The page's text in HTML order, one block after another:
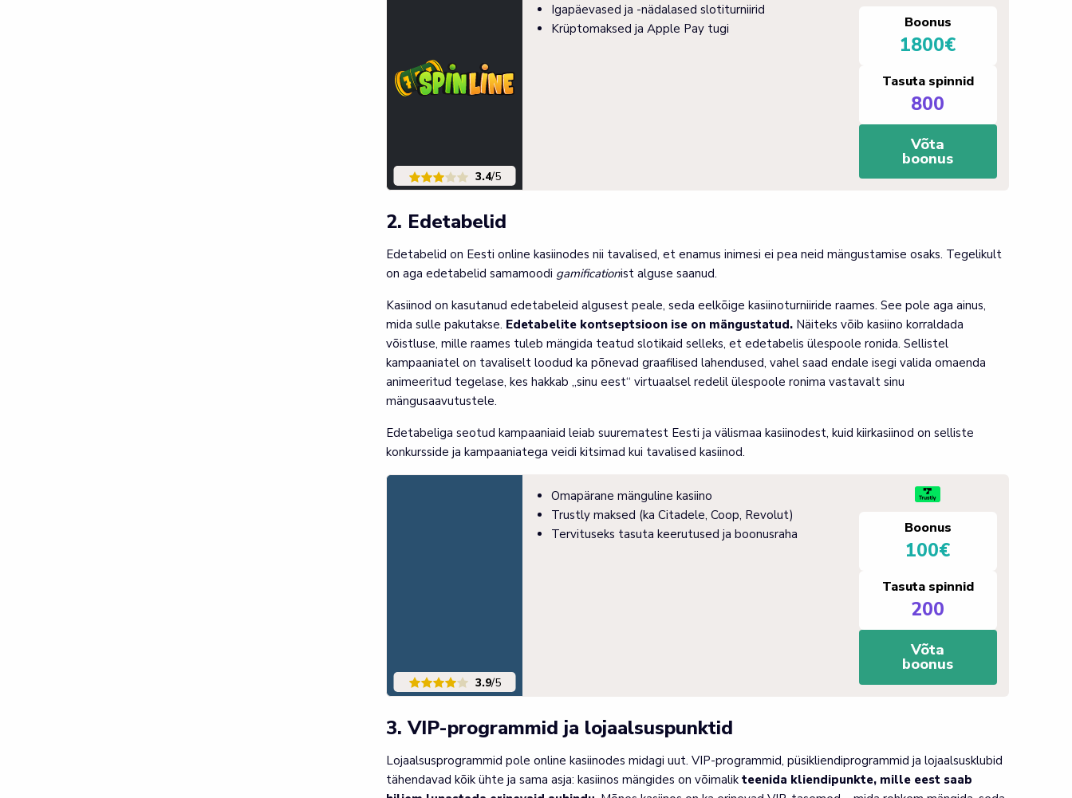
3.4/5
Igapäevased ja -nädalased slotiturniirid
Krüptomaksed ja Apple Pay tugi
Boonus
1800€
Tasuta spinnid
800
Võta
boonus
2. Edetabelid
Edetabelid on Eesti online kasiinodes nii tavalised, et enamus inimesi ei pea neid mängustamise osaks. Tegelikult
on aga edetabelid samamoodi gamificationist alguse saanud.
Kasiinod on kasutanud edetabeleid algusest peale, seda eelkõige kasiinoturniiride raames. See pole aga ainus,
mida sulle pakutakse. Edetabelite kontseptsioon ise on mängustatud. Näiteks võib kasiino korraldada
võistluse, mille raames tuleb mängida teatud slotikaid selleks, et edetabelis ülespoole ronida. Sellistel
kampaaniatel on tavaliselt loodud ka põnevad graafilised lahendused, vahel saad endale isegi valida omaenda
animeeritud tegelase, kes hakkab „sinu eest“ virtuaalsel redelil ülespoole ronima vastavalt sinu
mängusaavutustele.
Edetabeliga seotud kampaaniaid leiab suurematest Eesti ja välismaa kasiinodest, kuid kiirkasiinod on selliste
konkursside ja kampaaniatega veidi kitsimad kui tavalised kasiinod.
3.9/5
Omapärane mänguline kasiino
Trustly maksed (ka Citadele, Coop, Revolut)
Tervituseks tasuta keerutused ja boonusraha
Boonus
100€
Tasuta spinnid
200
Võta
boonus
3. VIP-programmid ja lojaalsuspunktid
Lojaalsusprogrammid pole online kasiinodes midagi uut. VIP-programmid, püsikliendiprogrammid ja lojaalsusklubid
tähendavad kõik ühte ja sama asja: kasiinos mängides on võimalikteenida kliendipunkte, mille eest saab